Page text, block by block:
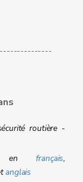
routière -
en français,
anglais